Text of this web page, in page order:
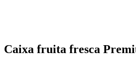
Caixa fruita fresca